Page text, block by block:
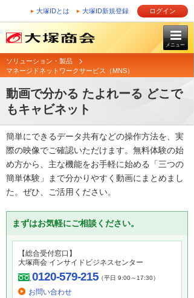
大塚IDとは 大塚ID新規登録 ログイン
メニュー
ソリューション・製品
マネージドネットワークサービス（MNS）
動画で分かる たよれーる どこで
もキャビネット
簡単にできるデータ共有などの操作方法を、実
際の映像でご確認いただけます。無料体験の始
め方から、主な機能をお手軽に始める「三つの
簡単体験」まで分かりやすく動画にまとめまし
た。ぜひ、ご活用ください。
まずはお気軽にご相談ください。
【総合受付窓口】
大塚商会 インサイドビジネスセンター
0120-579-215（平日 9:00～17:30）
お問い合わせ